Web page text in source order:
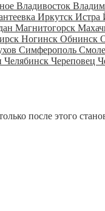
Владивосток
Иркутск Истра
Магнитогорск
Ногинск Обнинск
Симферополь
Челябинск Череповец
после этого